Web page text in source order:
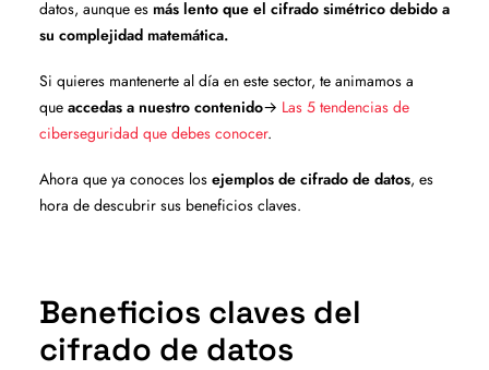
datos, aunque es más lento que el cifrado simétrico debido a
su complejidad matemática.
Si quieres mantenerte al día en este sector, te animamos a
que accedas a nuestro contenido→ Las 5 tendencias de
ciberseguridad que debes conocer.
Ahora que ya conoces los ejemplos de cifrado de datos, es
hora de descubrir sus beneficios claves.
Beneficios claves del
cifrado de datos